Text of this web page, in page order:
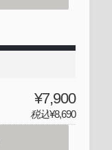
¥7,900
税込¥8,690